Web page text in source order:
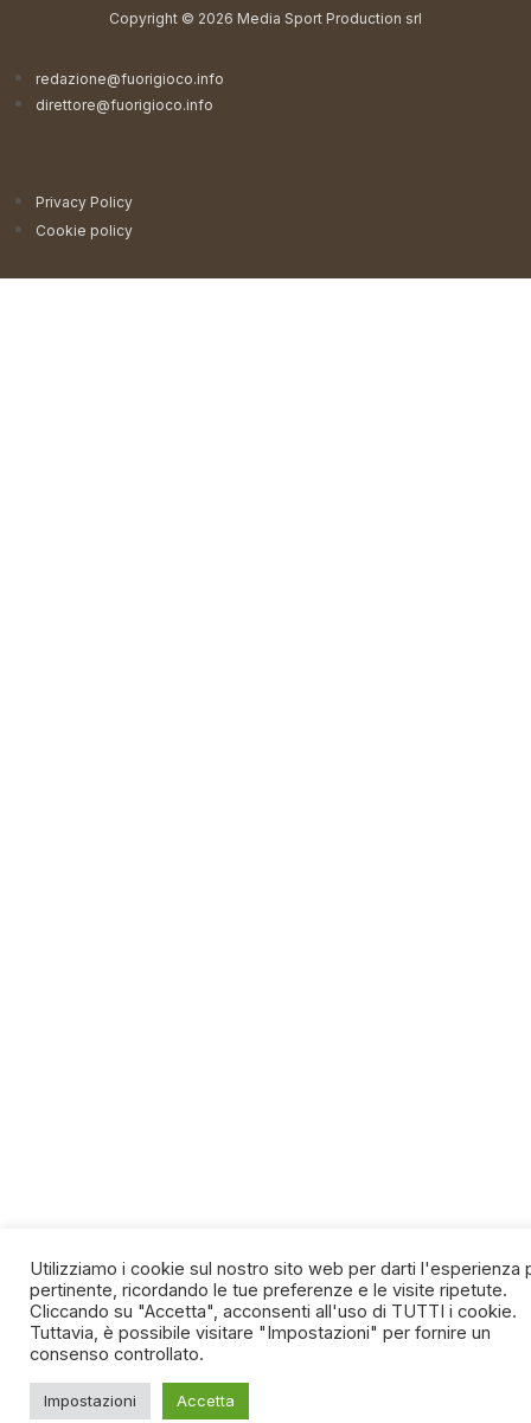
Copyright © 2026 Media Sport Production srl
redazione@fuorigioco.info
direttore@fuorigioco.info
Privacy Policy
Cookie policy
Utilizziamo i cookie sul nostro sito web per darti l'esperienza
pertinente, ricordando le tue preferenze e le visite ripetute.
Cliccando su "Accetta", acconsenti all'uso di TUTTI i cookie.
Tuttavia, è possibile visitare "Impostazioni" per fornire un
consenso controllato.
Impostazioni Accetta